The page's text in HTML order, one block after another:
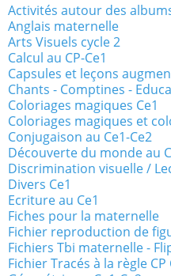
Activités autour des
Anglais maternelle
Arts Visuels cycle 2
Calcul au CP-Ce1
Capsules et leçons
Chants - Comptines -
Coloriages magiques Ce1
Coloriages magiques et
Conjugaison au Ce1-Ce2
Découverte du monde au
Discrimination visuelle /
Divers Ce1
Ecriture au Ce1
Fiches pour la maternelle
Fichier reproduction de
Fichiers Tbi maternelle -
Fichier Tracés à la règle CP